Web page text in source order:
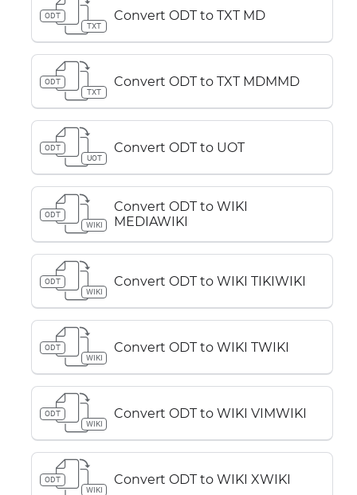
ODT
TXT
Convert ODT to TXT MD
ODT
TXT
Convert ODT to TXT MDMMD
ODT
UOT
Convert ODT to UOT
ODT
WIKI
Convert ODT to WIKI
MEDIAWIKI
ODT
WIKI
Convert ODT to WIKI TIKIWIKI
ODT
WIKI
Convert ODT to WIKI TWIKI
ODT
WIKI
Convert ODT to WIKI VIMWIKI
ODT
WIKI
Convert ODT to WIKI XWIKI